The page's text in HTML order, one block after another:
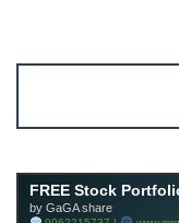
FREE Stock
by GaGA share